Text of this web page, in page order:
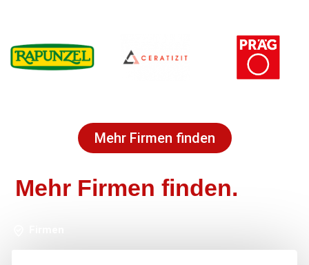
Mehr Firmen finden
Mehr Firmen finden.